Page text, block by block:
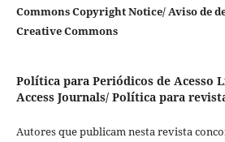
Commons Copyright Notice/ Aviso de
Creative Commons
Política para Periódicos de Acesso
Access Journals/ Política para
Autores que publicam nesta revista